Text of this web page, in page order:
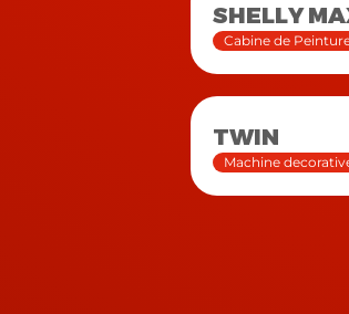
SHELLY
Cabine de
TWIN
Machine